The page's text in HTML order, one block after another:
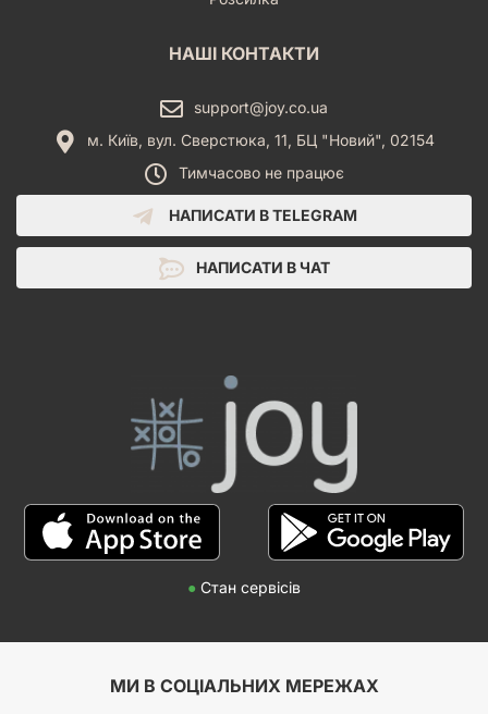
НАШІ КОНТАКТИ
support@joy.co.ua
м. Київ, вул. Сверстюка, 11, БЦ "Новий", 02154
Тимчасово не працює
НАПИСАТИ В TELEGRAM
НАПИСАТИ В ЧАТ
● Стан сервісів
МИ В СОЦІАЛЬНИХ МЕРЕЖАХ